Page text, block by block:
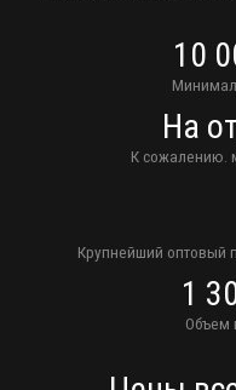
10
На
К сожалению.
Крупнейший оптовый
1
Объем